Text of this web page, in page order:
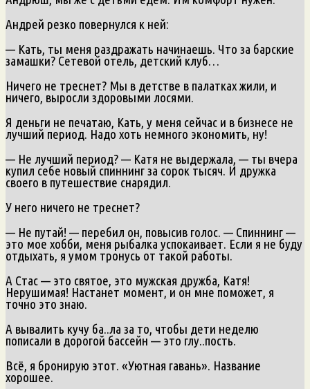
Андрей резко повернулся к ней:
— Кать, ты меня раздражать начинаешь. Что за барские
замашки? Сетевой отель, детский клуб…
Ничего не треснет? Мы в детстве в палатках жили, и
ничего, выросли здоровыми лосями.
Я деньги не печатаю, Кать, у меня сейчас и в бизнесе не
лучший период. Надо хоть немного экономить, ну!
— Не лучший период? — Катя не выдержала, — ты вчера
купил себе новый спиннинг за сорок тысяч. И дружка
своего в путешествие снарядил.
У него ничего не треснет?
— Не путай! — перебил он, повысив голос. — Спиннинг —
это мое хобби, меня рыбалка успокаивает. Если я не буду
отдыхать, я умом тронусь от такой работы.
А Стас — это святое, это мужская дружба, Катя!
Нерушимая! Настанет момент, и он мне поможет, я
точно это знаю.
А вывалить кучу ба..ла за то, чтобы дети неделю
пописали в дорогой бассейн — это глу..пость.
Всё, я бронирую этот. «Уютная гавань». Название
хорошее.